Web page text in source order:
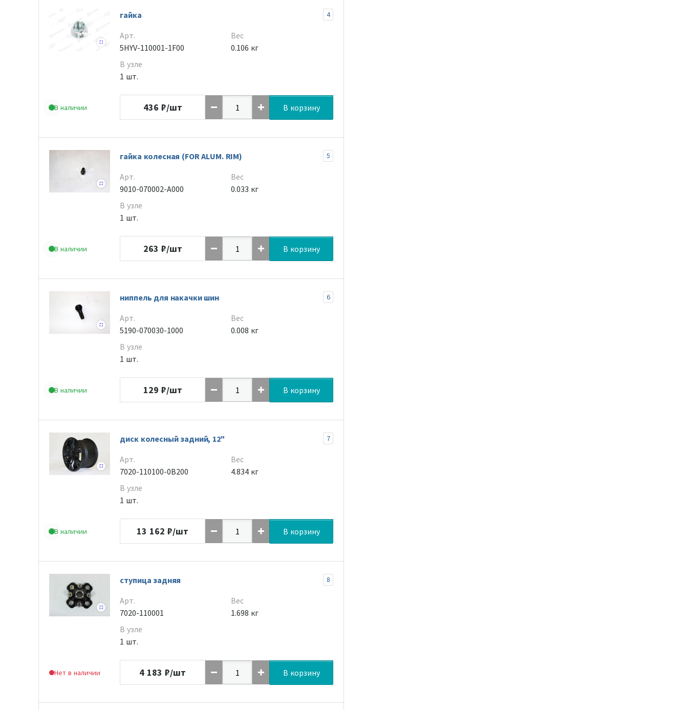
В наличии
гайка 4
Арт.
5HYV-110001-1F00
В узле
1 шт.
Вес
0.106 кг
436 ₽/шт В корзину
В наличии
гайка колесная (FOR ALUM. RIM) 5
Арт.
9010-070002-A000
В узле
1 шт.
Вес
0.033 кг
263 ₽/шт В корзину
В наличии
ниппель для накачки шин 6
Арт.
5190-070030-1000
В узле
1 шт.
Вес
0.008 кг
129 ₽/шт В корзину
В наличии
диск колесный задний, 12" 7
Арт.
7020-110100-0B200
В узле
1 шт.
Вес
4.834 кг
13 162 ₽/шт В корзину
Нет в наличии
ступица задняя 8
Арт.
7020-110001
В узле
1 шт.
Вес
1.698 кг
4 183 ₽/шт В корзину